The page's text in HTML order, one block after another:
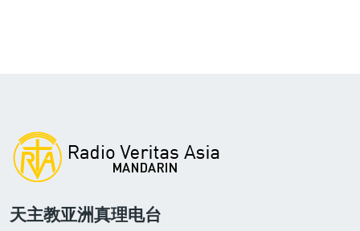
天主教亚洲真理电台